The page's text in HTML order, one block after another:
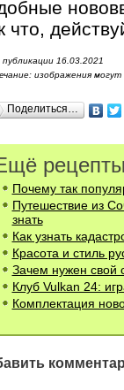
что,
16.03.2021
изображения
Поделиться…
Почему так
Путешествие из
знать
Как узнать
Красота и стиль
Зачем нужен свой
Клуб Vulkan 24:
Комплектация